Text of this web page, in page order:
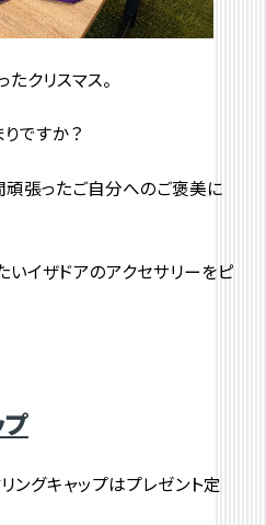
クリスマス。
ですか？
頑張ったご自分へのご褒美に
いイザドアのアクセサリーをピ
ングキャップはプレゼント定